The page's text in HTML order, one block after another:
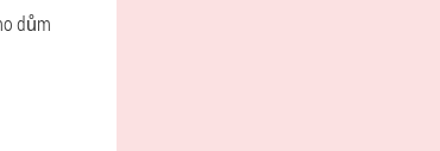
dům